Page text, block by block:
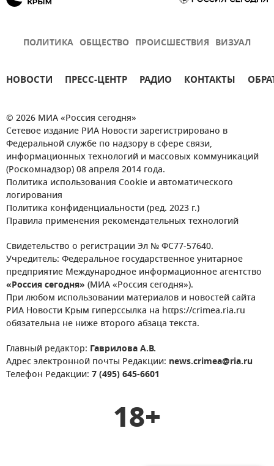
ПОЛИТИКА ОБЩЕСТВО ПРОИСШЕСТВИЯ ВИЗУАЛ
НОВОСТИ ПРЕСС-ЦЕНТР РАДИО КОНТАКТЫ
© 2026 МИА «Россия сегодня»
Сетевое издание РИА Новости зарегистрировано в
Федеральной службе по надзору в сфере связи,
информационных технологий и массовых коммуникаций
(Роскомнадзор) 08 апреля 2014 года.
Политика использования Cookie и автоматического
логирования
Политика конфиденциальности (ред. 2023 г.)
Правила применения рекомендательных технологий
Свидетельство о регистрации Эл № ФС77-57640.
Учредитель: Федеральное государственное унитарное
предприятие Международное информационное агентство
«Россия сегодня» (МИА «Россия сегодня»).
При любом использовании материалов и новостей сайта
РИА Новости Крым гиперссылка на https://crimea.ria.ru
обязательна не ниже второго абзаца текста.
Главный редактор: Гаврилова А.В.
Адрес электронной почты Редакции: news.crimea@ria.ru
Телефон Редакции: 7 (495) 645-6601
18+